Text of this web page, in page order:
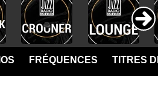
FRÉQUENCES TITRES